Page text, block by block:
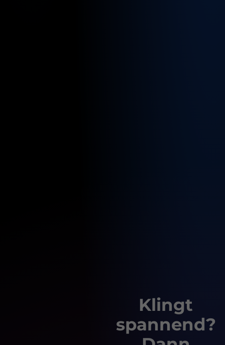
Klingt
spannend?